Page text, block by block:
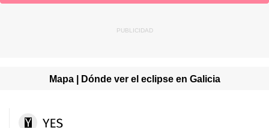
Mapa | Dónde ver el eclipse en Galicia